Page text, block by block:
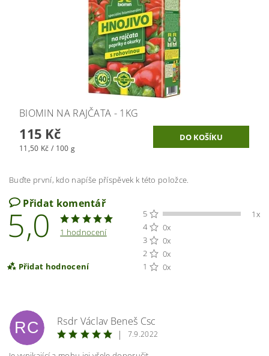
BIOMIN NA RAJČATA - 1KG
115 Kč
11,50 Kč / 100 g
Buďte první, kdo napíše příspěvek k této položce.
Přidat komentář
5,0 1 hodnocení
Přidat hodnocení
5
1x
4
0x
3
0x
2
0x
1
0x
RC
Rsdr Václav Beneš Csc
|
7.9.2022